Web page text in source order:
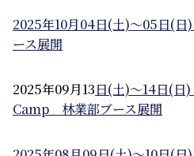
2025年10月04日(土)～05日(
ース展開
2025年09月13日(土)～14日(
Camp 林業部ブース展開